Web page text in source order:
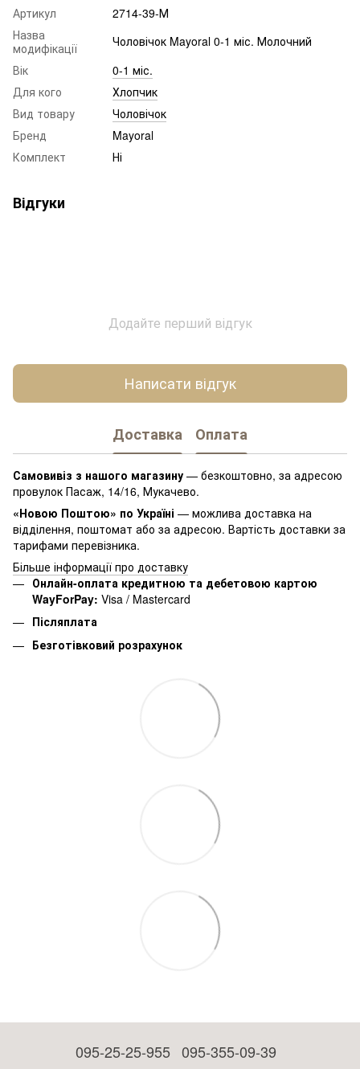
Артикул
2714-39-М
Назва
модифікації
Чоловічок Mayoral 0-1 міс. Молочний
Вік
0-1 міс.
Для кого
Хлопчик
Вид товару
Чоловічок
Бренд
Mayoral
Комплект
Ні
Відгуки
Додайте перший відгук
Написати відгук
Доставка Оплата
Самовивіз з нашого магазину — безкоштовно, за адресою
провулок Пасаж, 14/16, Мукачево.
«Новою Поштою» по Україні — можлива доставка на
відділення, поштомат або за адресою. Вартість доставки за
тарифами перевізника.
Більше інформації про доставку
Онлайн-оплата кредитною та дебетовою картою
WayForPay: Visa / Mastercard
Післяплата
Безготівковий розрахунок
095-25-25-955 095-355-09-39